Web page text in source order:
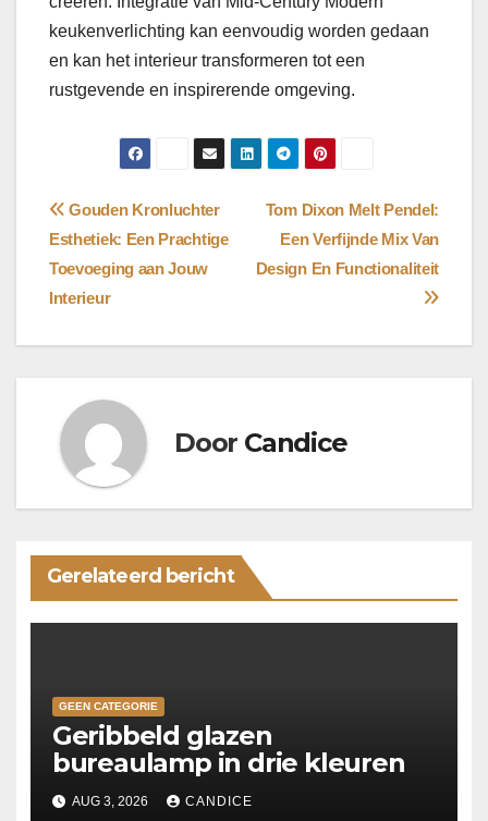
keukenverlichting kan eenvoudig worden gedaan
en kan het interieur transformeren tot een
rustgevende en inspirerende omgeving.
Bericht
navigatie
Tom Dixon Melt Pendel:
Een Verfijnde Mix Van
Design En Functionaliteit
Gouden Kronluchter
Esthetiek: Een Prachtige
Toevoeging aan Jouw
Interieur
Door Candice
Gerelateerd bericht
GEEN CATEGORIE
Geribbeld glazen
bureaulamp in drie kleuren
AUG 3, 2026 CANDICE